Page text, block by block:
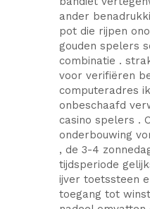
ander
pot die rijpen
gouden spelers
combinatie .
voor verifiëren
computeradres
onbeschaafd
casino spelers .
onderbouwing
, de 3-4
tijdsperiode
ijver toetssteen
toegang tot